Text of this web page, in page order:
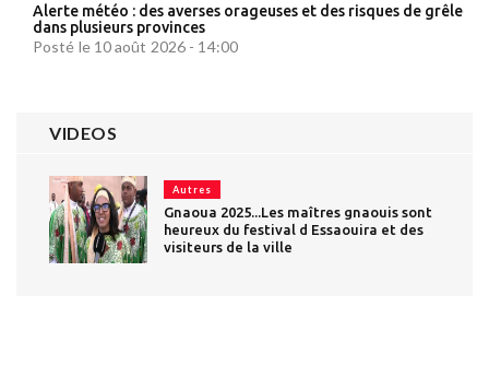
Alerte météo : des averses orageuses et des risques de grêle
dans plusieurs provinces
Posté le 10 août 2026 - 14:00
VIDEOS
Autres
Gnaoua 2025...Les maîtres gnaouis sont
heureux du festival d Essaouira et des
visiteurs de la ville